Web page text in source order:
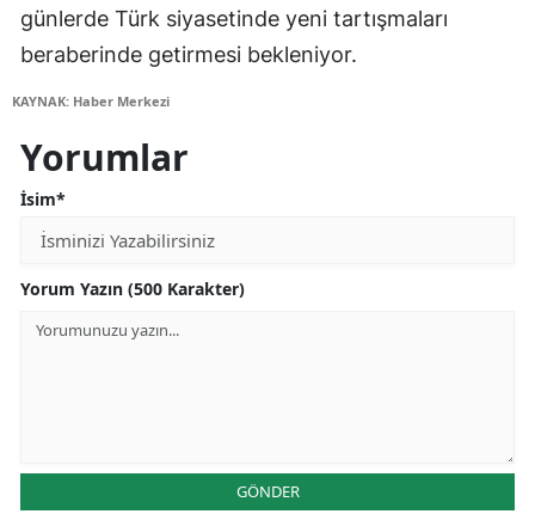
günlerde Türk siyasetinde yeni tartışmaları
beraberinde getirmesi bekleniyor.
KAYNAK: Haber Merkezi
Yorumlar
İsim*
Yorum Yazın (500 Karakter)
GÖNDER